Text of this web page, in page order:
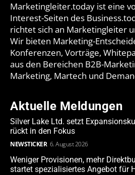
Marketingleiter.today ist eine
Interest-Seiten des
richtet sich an Marketingleiter
Wir bieten Marketing-
Konferenzen, Vorträge,
aus den Bereichen B2B-
Marketing, Martech und
Aktuelle Meldungen
Silver Lake Ltd. setzt
rückt in den Fokus
NEWSTICKER 6. August 2026
Weniger Provisionen, mehr
startet spezialisiertes Angebot für